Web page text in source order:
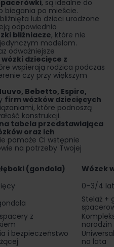
, są idealne do
biegania po mieście.
lub dzieci urodzone
odpowiednio
bliźniacze, które nie
modelom.
odważniejsze
wózki dziecięce z
wspierają rodzica podczas
czy przy większym
, Bebetto, Espiro,
firm wózków dziecięcych
które podnoszą
konstrukcji.
tabela przedstawiająca
oraz ich
pomoże Ci wstępnie
na potrzeby Twojej
(gondola)
Wózek
0–3/4
Stelaż +
z
narodzin
i bezpieczeństwo
na lata